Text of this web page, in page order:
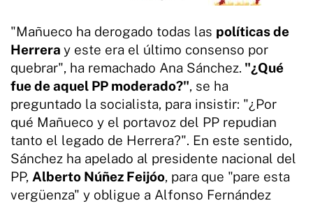
"Mañueco ha derogado todas las políticas de
Herrera y este era el último consenso por
quebrar", ha remachado Ana Sánchez. "¿Qué
fue de aquel PP moderado?", se ha
preguntado la socialista, para insistir: "¿Por
qué Mañueco y el portavoz del PP repudian
tanto el legado de Herrera?". En este sentido,
Sánchez ha apelado al presidente nacional del
PP, Alberto Núñez Feijóo, para que "pare esta
vergüenza" y obligue a Alfonso Fernández